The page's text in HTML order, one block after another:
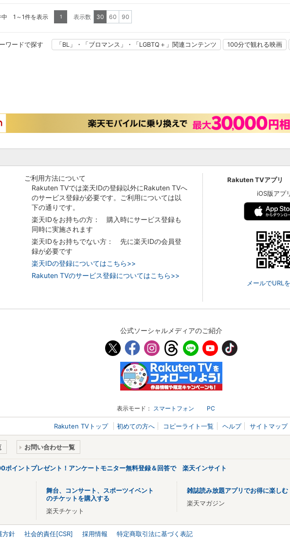
中 1～1件を表示 1 表示数 30 60 90
ワードで探す 「BL」・「ブロマンス」・「LGBTQ＋」関連コンテンツ 100分で観れる映画
ご利用方法について
Rakuten TVでは楽天IDの登録以外にRakuten TVへ
のサービス登録が必要です。ご利用については以
下の通りです。
楽天IDをお持ちの方： 購入時にサービス登録も
同時に実施されます
楽天IDをお持ちでない方： 先に楽天IDの会員登
録が必要です
楽天IDの登録についてはこちら>>
Rakuten TVのサービス登録についてはこちら>>
Rakuten TVアプリ
iOS版アプ
メールでURL
公式ソーシャルメディアのご紹介
表示モード： スマートフォン PC
Rakuten TVトップ 初めての方へ コピーライト一覧 ヘルプ サイトマップ
お問い合わせ一覧
ポイントプレゼント！アンケートモニター無料登録＆回答で 楽天インサイト
舞台、コンサート、スポーツイベント
のチケットを購入する
楽天チケット
雑誌読み放題アプリでお得に楽しむ
楽天マガジン
方針 社会的責任[CSR] 採用情報
特定商取引法に基づく表記